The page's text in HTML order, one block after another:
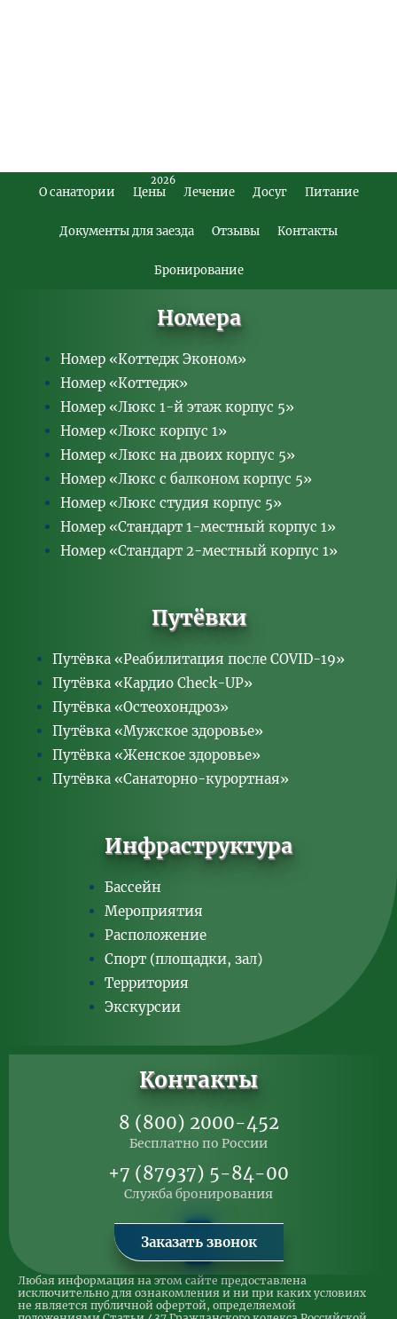
Footer
Main
О санатории Цены
2026
Лечение Досуг Питание
Документы для заезда Отзывы Контакты
Бронирование
Номера
Номер «Коттедж Эконом»
Номер «Коттедж»
Номер «Люкс 1-й этаж корпус 5»
Номер «Люкс корпус 1»
Номер «Люкс на двоих корпус 5»
Номер «Люкс с балконом корпус 5»
Номер «Люкс студия корпус 5»
Номер «Стандарт 1-местный корпус 1»
Номер «Стандарт 2-местный корпус 1»
Путёвки
Путёвка «Реабилитация после COVID-19»
Путёвка «Кардио Check-UP»
Путёвка «Остеохондроз»
Путёвка «Мужское здоровье»
Путёвка «Женское здоровье»
Путёвка «Санаторно-курортная»
Инфраструктура
Бассейн
Мероприятия
Расположение
Спорт (площадки, зал)
Территория
Экскурсии
Любая информация на этом сайте предоставлена
исключительно для ознакомления и ни при каких условиях
не является публичной офертой, определяемой
Контакты
8 (800) 2000-452
Бесплатно по России
+7 (87937) 5-84-00
Служба бронирования
Заказать звонок